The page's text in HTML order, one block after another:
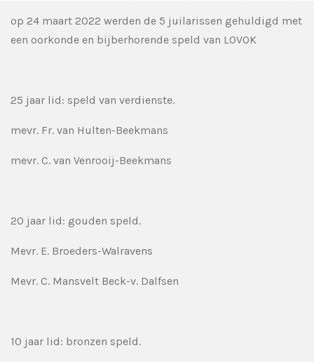
op 24 maart 2022 werden de 5 juilarissen gehuldigd met
een oorkonde en bijberhorende speld van LOVOK
25 jaar lid: speld van verdienste.
mevr. Fr. van Hulten-Beekmans
mevr. C. van Venrooij-Beekmans
20 jaar lid: gouden speld.
Mevr. E. Broeders-Walravens
Mevr. C. Mansvelt Beck-v. Dalfsen
10 jaar lid: bronzen speld.